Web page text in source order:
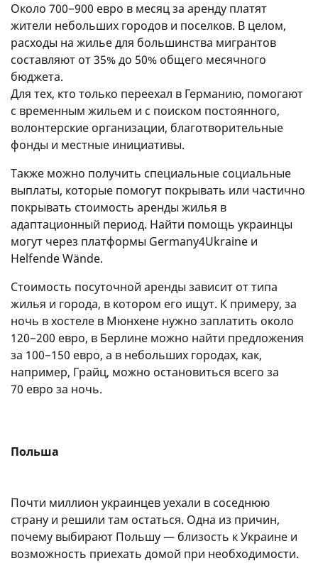
Около 700−900 евро в месяц за аренду платят
жители небольших городов и поселков. В целом,
расходы на жилье для большинства мигрантов
составляют от 35% до 50% общего месячного
бюджета.
Для тех, кто только переехал в Германию, помогают
с временным жильем и с поиском постоянного,
волонтерские организации, благотворительные
фонды и местные инициативы.
Также можно получить специальные социальные
выплаты, которые помогут покрывать или частично
покрывать стоимость аренды жилья в
адаптационный период. Найти помощь украинцы
могут через платформы Germany4Ukraine и
Helfende Wände.
Стоимость посуточной аренды зависит от типа
жилья и города, в котором его ищут. К примеру, за
ночь в хостеле в Мюнхене нужно заплатить около
120−200 евро, в Берлине можно найти предложения
за 100−150 евро, а в небольших городах, как,
например, Грайц, можно остановиться всего за
70 евро за ночь.
Польша
Почти миллион украинцев уехали в соседнюю
страну и решили там остаться. Одна из причин,
почему выбирают Польшу — близость к Украине и
возможность приехать домой при необходимости.